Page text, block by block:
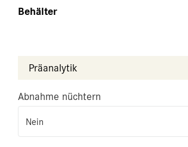
Behälter
Präanalytik
Abnahme nüchtern
Nein